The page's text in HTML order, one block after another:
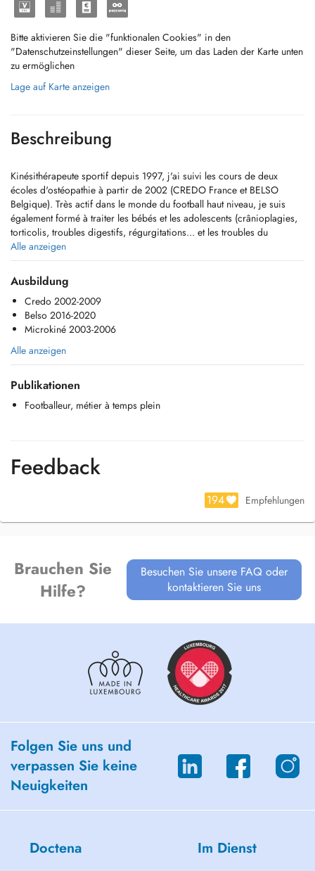
Bitte aktivieren Sie die "funktionalen Cookies" in den
"Datenschutzeinstellungen" dieser Seite, um das Laden der Karte unten
zu ermöglichen
Lage auf Karte anzeigen
Beschreibung
Kinésithérapeute sportif depuis 1997, j'ai suivi les cours de deux
écoles d'ostéopathie à partir de 2002 (CREDO France et BELSO
Belgique). Très actif dans le monde du football haut niveau, je suis
également formé à traiter les bébés et les adolescents (crânioplagies,
torticolis, troubles digestifs, régurgitations... et les troubles du
comportement notamment nuits agitées, troubles alimentaires ou du
langage...).
J'ai eu la chance d'apprendre auprès de grands thérapeutes (P. Benini,
P. Tricot DO, B. Ducoux DO, F. Garçon DO, G. Postiaux, F. Houdard
DO, N. Sergueff DO, E. Boillot DO...) et ma base de travail est
"l'écoute manuelle", à laquelle j'ajoute toutes les techniques classiques
de l'ostéopathie globale (holistique), toutes respectueuses de votre
corps.
Ma vision d'une séance est d'inclure, dans votre plainte, votre
Pour affiner un diagnostic et gagner du temps, je suis formé et équipé
en échographie.
Alle anzeigen
Ausbildung
Credo 2002-2009
Belso 2016-2020
Microkiné 2003-2006
Alle anzeigen
Publikationen
Footballeur, métier à temps plein
Feedback
194 Empfehlungen
Brauchen Sie
Hilfe?
Besuchen Sie unsere FAQ oder
kontaktieren Sie uns
Folgen Sie uns und
verpassen Sie keine
Neuigkeiten
Doctena Im Dienst